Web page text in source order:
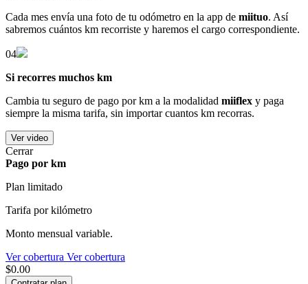
Cada mes envía una foto de tu odómetro en la app de miituo. Así
sabremos cuántos km recorriste y haremos el cargo correspondiente.
04
Si recorres muchos km
Cambia tu seguro de pago por km a la modalidad miiflex y paga
siempre la misma tarifa, sin importar cuantos km recorras.
Ver video
Cerrar
Pago por km
Plan limitado
Tarifa por kilómetro
Monto mensual variable.
Ver cobertura Ver cobertura
$0.00